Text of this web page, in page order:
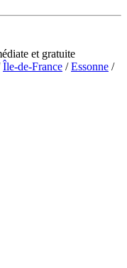
et gratuite
Île-de-France /Essonne /